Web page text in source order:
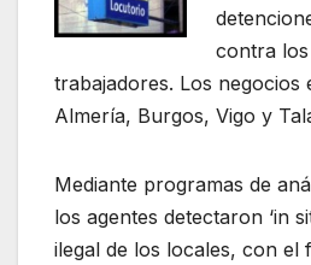
contra
trabajadores. Los negocios
Almería, Burgos, Vigo y
Mediante programas de
los agentes detectaron ‘in
ilegal de los locales, con el